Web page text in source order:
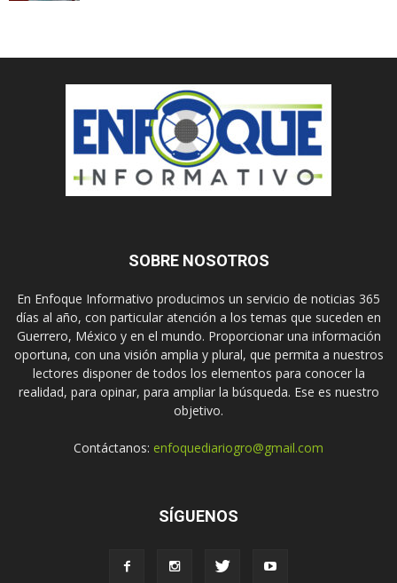
SOBRE NOSOTROS
En Enfoque Informativo producimos un servicio de noticias 365
días al año, con particular atención a los temas que suceden en
Guerrero, México y en el mundo. Proporcionar una información
oportuna, con una visión amplia y plural, que permita a nuestros
lectores disponer de todos los elementos para conocer la
realidad, para opinar, para ampliar la búsqueda. Ese es nuestro
objetivo.
Contáctanos: enfoquediariogro@gmail.com
SÍGUENOS